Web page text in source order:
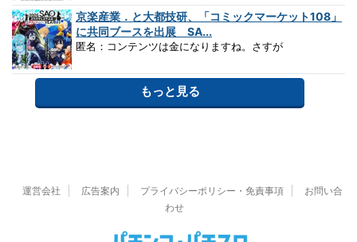
京楽産業．と大都技研、「コミックマーケット108」
に共同ブースを出展 SA...
匿名：コンテンツは金になりますね。さすが
もっと見る
運営会社 広告案内 プライバシーポリシー・免責事項
お問い合
わせ